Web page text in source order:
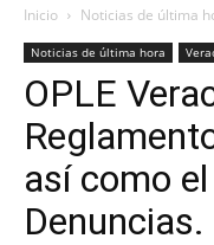
Inicio Noticias de última
Noticias de última hora
OPLE
así como
Denuncias.